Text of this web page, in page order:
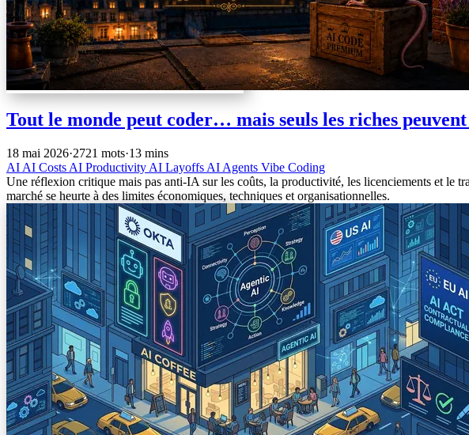
Tout le monde peut coder… mais seuls les riches
18 mai 2026·2721 mots·13 mins
AI AI Costs AI Productivity AI Layoffs AI Agents Vibe Coding
Une réflexion critique mais pas anti-IA sur les coûts, la productivité, les licenciements et le
marché se heurte à des limites économiques, techniques et organisationnelles.